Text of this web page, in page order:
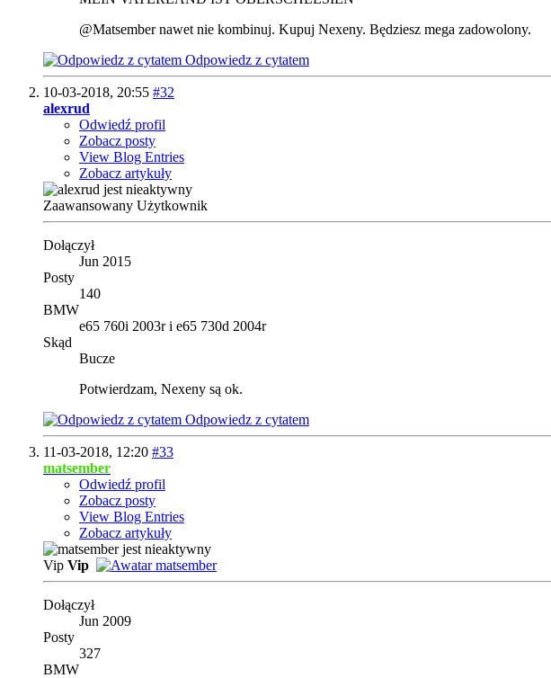
@Matsember nawet nie kombinuj. Kupuj Nexeny. Będziesz mega zadowolony.
Odpowiedz z cytatem
10-03-2018, 20:55 #32
alexrud
Odwiedź profil
Zobacz posty
View Blog Entries
Zobacz artykuły
Zaawansowany Użytkownik
Dołączył
Jun 2015
Posty
140
BMW
e65 760i 2003r i e65 730d 2004r
Skąd
Bucze
Potwierdzam, Nexeny są ok.
Odpowiedz z cytatem
11-03-2018, 12:20 #33
matsember
Odwiedź profil
Zobacz posty
View Blog Entries
Zobacz artykuły
Vip Vip
Dołączył
Jun 2009
Posty
327
BMW